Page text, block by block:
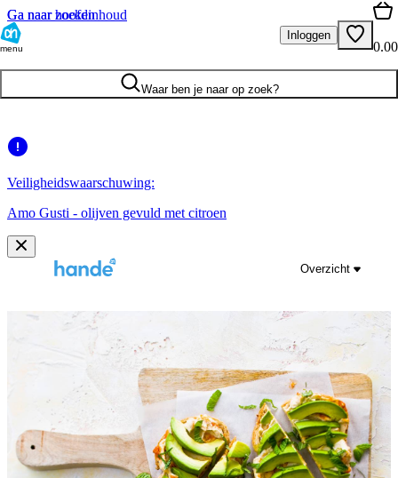
Ga naar hoofdinhoud
Ga naar zoeken
menu
Inloggen
0.00
Waar ben je naar op zoek?
Veiligheidswaarschuwing:
Amo Gusti - olijven gevuld met citroen
Overzicht